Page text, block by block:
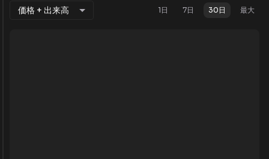
価格 + 出来高 1日 7日 30日 最大